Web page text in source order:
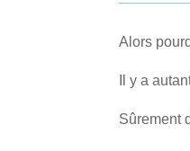
Alors
Il y a
Sûrement